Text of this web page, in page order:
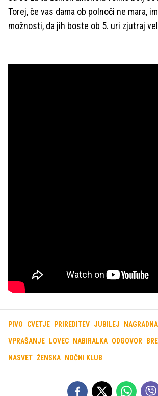
Torej, če vas dama ob polnoči ne mara,
možnosti, da jih boste ob 5. uri zjutraj
PIVO CVETJE PRIREDITEV JUBILEJ NAGRADNA
VPRAŠANJE LOVEC NABIRALKA ODGOVOR
NASVET ŽENSKA NOČNI KLUB